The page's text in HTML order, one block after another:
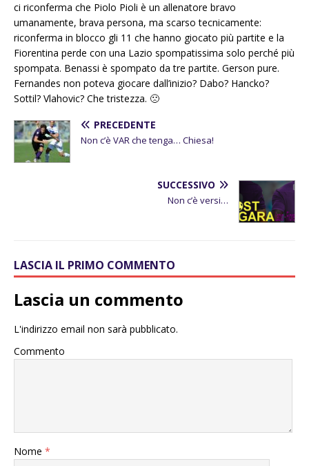
ci riconferma che Piolo Pioli è un allenatore bravo
umanamente, brava persona, ma scarso tecnicamente:
riconferma in blocco gli 11 che hanno giocato più partite e la
Fiorentina perde con una Lazio spompatissima solo perché più
spompata. Benassi è spompato da tre partite. Gerson pure.
Fernandes non poteva giocare dall’inizio? Dabo? Hancko?
Sottil? Vlahovic? Che tristezza. 🙁
PRECEDENTE
Non c’è VAR che tenga… Chiesa!
SUCCESSIVO
Non c’è versi…
LASCIA IL PRIMO COMMENTO
Lascia un commento
L'indirizzo email non sarà pubblicato.
Commento
Nome *